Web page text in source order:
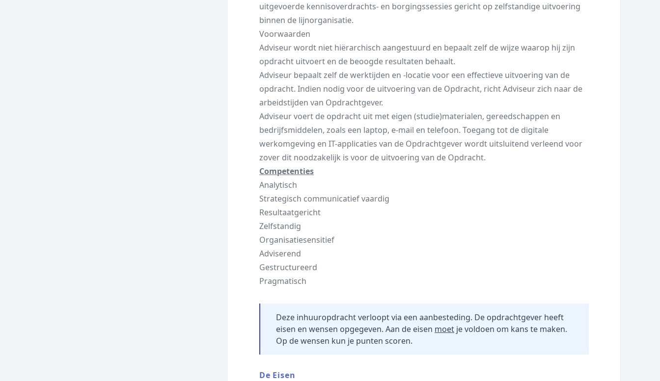
uitgevoerde kennisoverdrachts- en borgingssessies gericht op zelfstandige uitvoering
binnen de lijnorganisatie.
Voorwaarden
Adviseur wordt niet hiërarchisch aangestuurd en bepaalt zelf de wijze waarop hij zijn
opdracht uitvoert en de beoogde resultaten behaalt.
Adviseur bepaalt zelf de werktijden en -locatie voor een effectieve uitvoering van de
opdracht. Indien nodig voor de uitvoering van de Opdracht, richt Adviseur zich naar de
arbeidstijden van Opdrachtgever.
Adviseur voert de opdracht uit met eigen (studie)materialen, gereedschappen en
bedrijfsmiddelen, zoals een laptop, e-mail en telefoon. Toegang tot de digitale
werkomgeving en IT-applicaties van de Opdrachtgever wordt uitsluitend verleend voor
zover dit noodzakelijk is voor de uitvoering van de Opdracht.
Competenties
Analytisch
Strategisch communicatief vaardig
Resultaatgericht
Zelfstandig
Organisatiesensitief
Adviserend
Gestructureerd
Pragmatisch
Deze inhuuropdracht verloopt via een aanbesteding. De opdrachtgever heeft
eisen en wensen opgegeven. Aan de eisen moet je voldoen om kans te maken.
Op de wensen kun je punten scoren.
De Eisen